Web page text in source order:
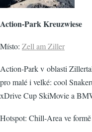
Action-Park Kreuzwiese
Místo: Zell am Ziller
Action-Park v oblasti
pro malé i velké: cool
xDrive Cup SkiMovie a
Hotspot: Chill-Area ve